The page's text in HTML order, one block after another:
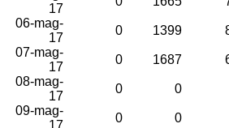
17
06-mag-
17
0 1399
07-mag-
17
0 1687
08-mag-
17
0 0
09-mag-
0 0